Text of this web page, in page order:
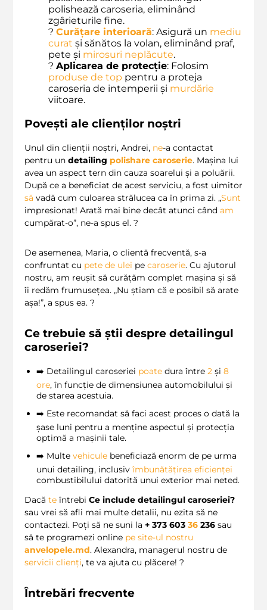
polishează caroseria, eliminând
zgârieturile fine.
? Curățare interioară: Asigură un mediu
curat și sănătos la volan, eliminând praf,
pete și mirosuri neplăcute.
?️ Aplicarea de protecție: Folosim
produse de top pentru a proteja
caroseria de intemperii și murdărie
viitoare.
Povești ale clienților noștri
Unul din clienții noștri, Andrei, ne-a contactat
pentru un detailing polishare caroserie. Mașina lui
avea un aspect tern din cauza soarelui și a poluării.
După ce a beneficiat de acest serviciu, a fost uimitor
să vadă cum culoarea strălucea ca în prima zi. „Sunt
impresionat! Arată mai bine decât atunci când am
cumpărat-o”, ne-a spus el. ?
De asemenea, Maria, o clientă frecventă, s-a
confruntat cu pete de ulei pe caroserie. Cu ajutorul
nostru, am reușit să curățăm complet mașina și să
îi redăm frumusețea. „Nu știam că e posibil să arate
așa!”, a spus ea. ?
Ce trebuie să știi despre detailingul
caroseriei?
➡️ Detailingul caroseriei poate dura între 2 și 8
ore, în funcție de dimensiunea automobilului și
de starea acestuia.
➡️ Este recomandat să faci acest proces o dată la
șase luni pentru a menține aspectul și protecția
optimă a mașinii tale.
➡️ Multe vehicule beneficiază enorm de pe urma
unui detailing, inclusiv îmbunătățirea eficienței
combustibilului datorită unui exterior mai neted.
Dacă te întrebi Ce include detailingul caroseriei?
sau vrei să afli mai multe detalii, nu ezita să ne
contactezi. Poți să ne suni la + 373 603 36 236 sau
să te programezi online pe site-ul nostru
anvelopele.md. Alexandra, managerul nostru de
servicii clienți, te va ajuta cu plăcere! ?️
Întrebări frecvente